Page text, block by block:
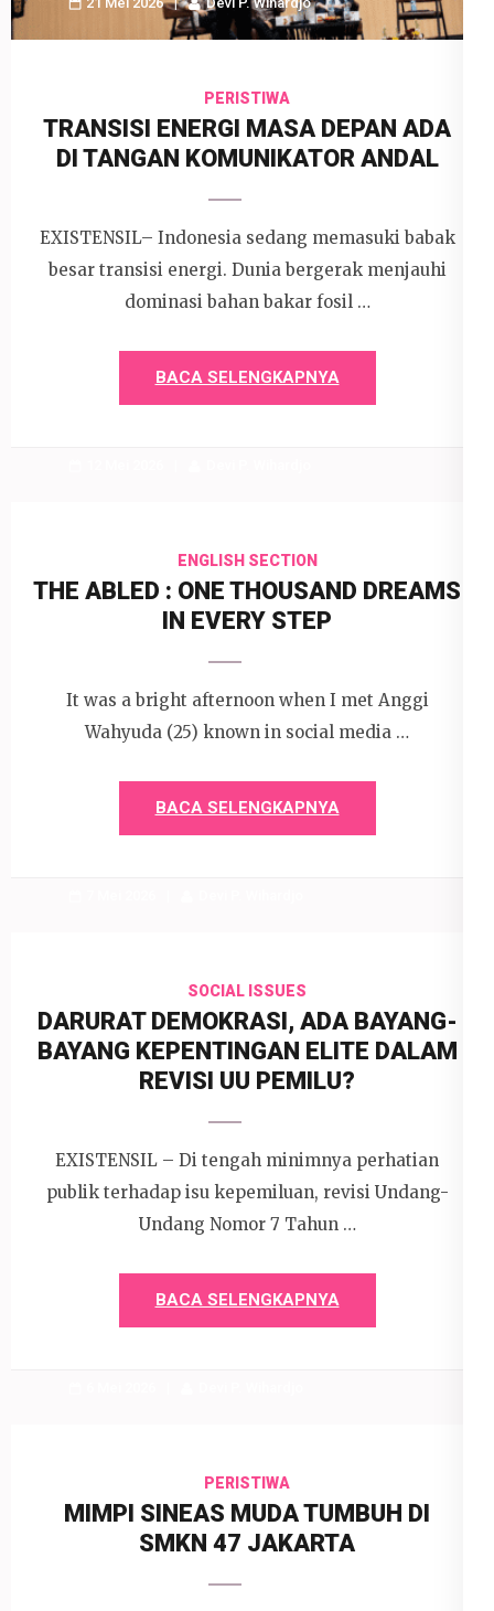
PERISTIWA
TRANSISI ENERGI MASA DEPAN ADA
DI TANGAN KOMUNIKATOR ANDAL
EXISTENSIL– Indonesia sedang memasuki babak
besar transisi energi. Dunia bergerak menjauhi
dominasi bahan bakar fosil …
BACA SELENGKAPNYA
ENGLISH SECTION
THE ABLED : ONE THOUSAND DREAMS
IN EVERY STEP
It was a bright afternoon when I met Anggi
Wahyuda (25) known in social media …
BACA SELENGKAPNYA
SOCIAL ISSUES
DARURAT DEMOKRASI, ADA BAYANG-
BAYANG KEPENTINGAN ELITE DALAM
REVISI UU PEMILU?
EXISTENSIL – Di tengah minimnya perhatian
publik terhadap isu kepemiluan, revisi Undang-
Undang Nomor 7 Tahun …
BACA SELENGKAPNYA
PERISTIWA
MIMPI SINEAS MUDA TUMBUH DI
SMKN 47 JAKARTA